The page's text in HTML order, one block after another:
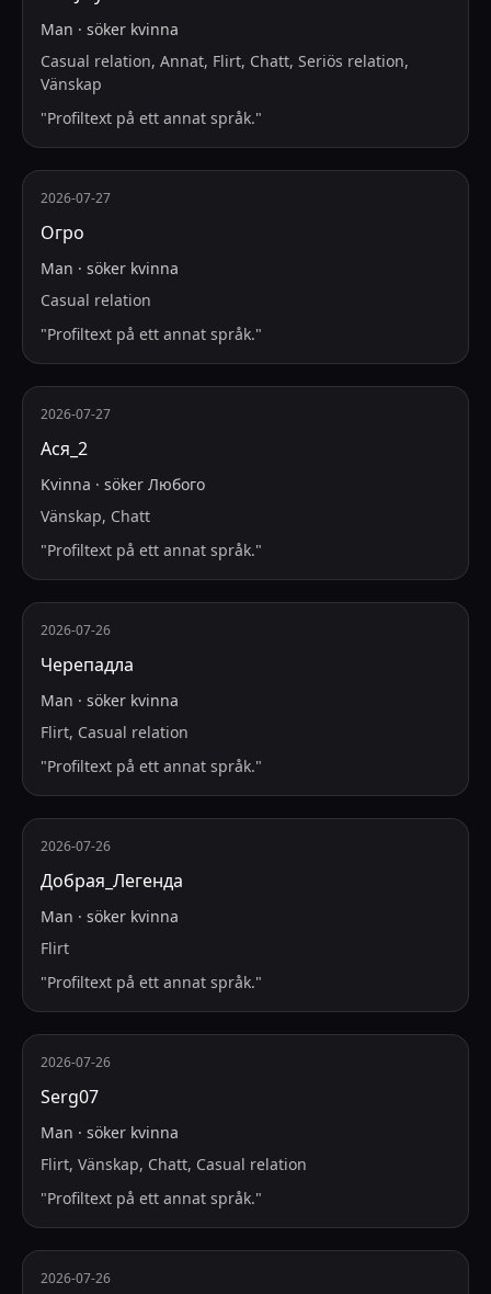
Man · söker kvinna
Casual relation, Annat, Flirt, Chatt, Seriös relation,
Vänskap
"Profiltext på ett annat språk."
2026-07-27
Огро
Man · söker kvinna
Casual relation
"Profiltext på ett annat språk."
2026-07-27
Ася_2
Kvinna · söker Любого
Vänskap, Chatt
"Profiltext på ett annat språk."
2026-07-26
Черепадла
Man · söker kvinna
Flirt, Casual relation
"Profiltext på ett annat språk."
2026-07-26
Добрая_Легенда
Man · söker kvinna
Flirt
"Profiltext på ett annat språk."
2026-07-26
Serg07
Man · söker kvinna
Flirt, Vänskap, Chatt, Casual relation
"Profiltext på ett annat språk."
2026-07-26